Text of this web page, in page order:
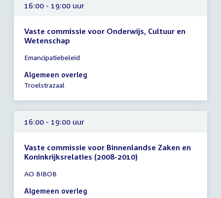
16:00 - 19:00 uur
Vaste commissie voor Onderwijs, Cultuur en
Wetenschap
vergadering
16:00
-
uur
Emancipatiebeleid
Algemeen overleg
Troelstrazaal
16:00 - 19:00 uur
Vaste commissie voor Binnenlandse Zaken en
Koninkrijksrelaties (2008-2010)
vergadering
16:00
AO BIBOB
Algemeen overleg